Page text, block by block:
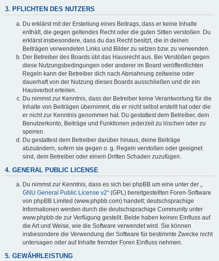
3. PFLICHTEN DES NUTZERS
Du erklärst mit der Erstellung eines Beitrags, dass er keine Inhalte
enthält, die gegen geltendes Recht oder die guten Sitten verstoßen. Du
erklärst insbesondere, dass du das Recht besitzt, die in deinen
Beiträgen verwendeten Links und Bilder zu setzen bzw. zu verwenden.
Der Betreiber des Boards übt das Hausrecht aus. Bei Verstößen gegen
diese Nutzungsbedingungen oder anderer im Board veröffentlichten
Regeln kann der Betreiber dich nach Abmahnung zeitweise oder
dauerhaft von der Nutzung dieses Boards ausschließen und dir ein
Hausverbot erteilen.
Du nimmst zur Kenntnis, dass der Betreiber keine Verantwortung für die
Inhalte von Beiträgen übernimmt, die er nicht selbst erstellt hat oder die
er nicht zur Kenntnis genommen hat. Du gestattest dem Betreiber, dein
Benutzerkonto, Beiträge und Funktionen jederzeit zu löschen oder zu
sperren.
Du gestattest dem Betreiber darüber hinaus, deine Beiträge
abzuändern, sofern sie gegen o. g. Regeln verstoßen oder geeignet
sind, dem Betreiber oder einem Dritten Schaden zuzufügen.
4. GENERAL PUBLIC LICENSE
Du nimmst zur Kenntnis, dass es sich bei phpBB um eine unter der „
GNU General Public License v2“ (GPL) bereitgestellten Foren-Software
von phpBB Limited (www.phpbb.com) handelt; deutschsprachige
Informationen werden durch die deutschsprachige Community unter
www.phpbb.de zur Verfügung gestellt. Beide haben keinen Einfluss auf
die Art und Weise, wie die Software verwendet wird. Sie können
insbesondere die Verwendung der Software für bestimmte Zwecke nicht
untersagen oder auf Inhalte fremder Foren Einfluss nehmen.
5. GEWÄHRLEISTUNG